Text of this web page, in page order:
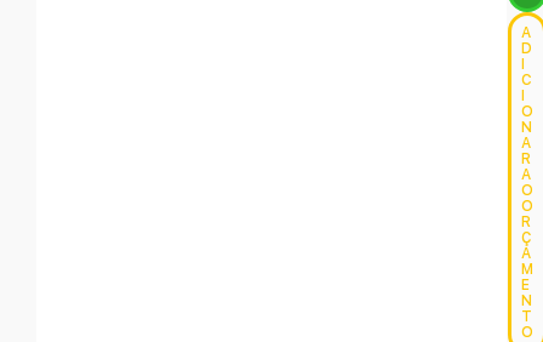
A
D
C
O
N
A
R
A
O
O
R
Ç
A
M
E
N
T
O